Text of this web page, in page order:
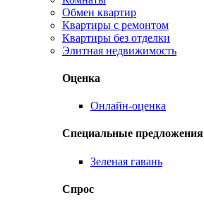
Обмен квартир
Квартиры с ремонтом
Квартиры без отделки
Элитная недвижимость
Оценка
Онлайн-оценка
Специальные предложения
Зеленая гавань
Спрос